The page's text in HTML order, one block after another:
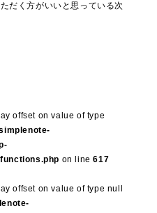
だく方がいいと思っている次
offset on value of type
on line617
offset on value of type null